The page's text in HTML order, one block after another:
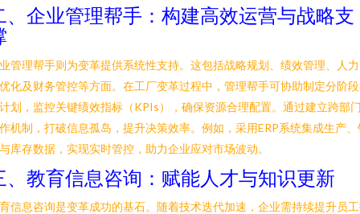
、企业管理帮手：构建高效运营与战略支
管理帮手则为变革提供系统性支持。这包括战略规划、绩效管理、人
化及财务管控等方面。在工厂变革过程中，管理帮手可协助制定分阶
划，监控关键绩效指标（KPIs），确保资源合理配置。通过建立跨部
机制，打破信息孤岛，提升决策效率。例如，采用ERP系统集成生产、
库存数据，实现实时管控，助力企业应对市场波动。
、教育信息咨询：赋能人才与知识更新
信息咨询是变革成功的基石。随着技术迭代加速，企业需持续提升员